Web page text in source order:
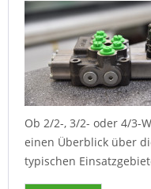
Ob 2/2-, 3/2- oder 4/3-
einen Überblick über
typischen